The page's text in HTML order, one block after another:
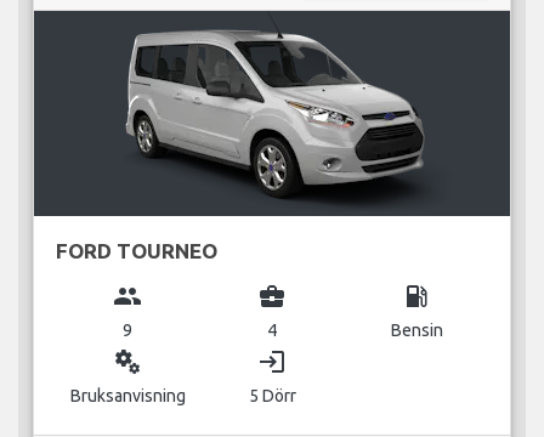
FORD TOURNEO
group
9
business_center
4
local_gas_station
Bensin
miscellaneous_services
Bruksanvisning
login
5 Dörr